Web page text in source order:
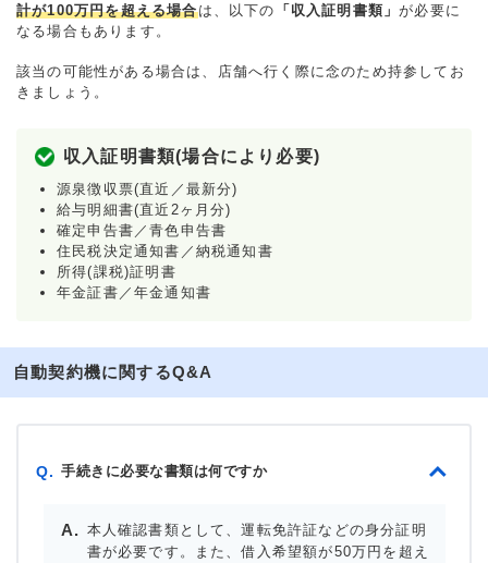
計が100万円を超える場合は、以下の 「収入証明書類」が必要に
なる場合もあります。
該当の可能性がある場合は、店舗へ行く際に念のため持参してお
きましょう。
収入証明書類(場合により必要)
源泉徴収票(直近／最新分)
給与明細書(直近2ヶ月分)
確定申告書／青色申告書
住民税決定通知書／納税通知書
所得(課税)証明書
年金証書／年金通知書
自動契約機に関するQ&A
Q. 手続きに必要な書類は何ですか
本人確認書類として、運転免許証などの身分証明
書が必要です。また、借入希望額が50万円を超え